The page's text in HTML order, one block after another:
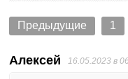
Предыдущие 1
Алексей 16.05.2023 в